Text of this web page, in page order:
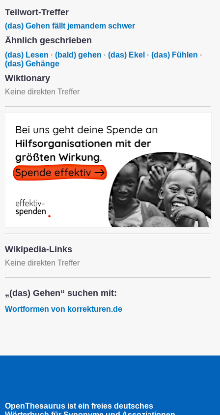
Teilwort-Treffer
(das) Gehen fällt jemandem schwer
Ähnlich geschrieben
(das) Lesen · (bald) gehen · (das) Ekel · (das) Fühlen ·
(das) Gehänge
Wiktionary
Keine direkten Treffer
Wikipedia-Links
Keine direkten Treffer
„(das) Gehen“ suchen mit:
Wortformen von korrekturen.de
OpenThesaurus ist ein freies deutsches